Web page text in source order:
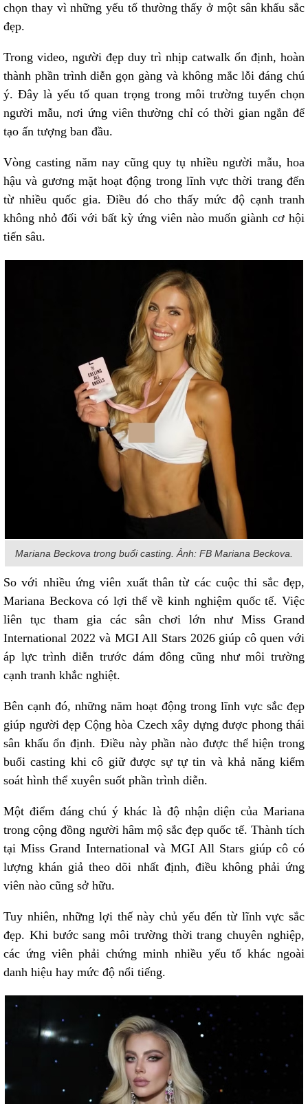
chọn thay vì những yếu tố thường thấy ở một sân khấu sắc
đẹp.
Trong video, người đẹp duy trì nhịp catwalk ổn định, hoàn
thành phần trình diễn gọn gàng và không mắc lỗi đáng chú
ý. Đây là yếu tố quan trọng trong môi trường tuyển chọn
người mẫu, nơi ứng viên thường chỉ có thời gian ngắn để
tạo ấn tượng ban đầu.
Vòng casting năm nay cũng quy tụ nhiều người mẫu, hoa
hậu và gương mặt hoạt động trong lĩnh vực thời trang đến
từ nhiều quốc gia. Điều đó cho thấy mức độ cạnh tranh
không nhỏ đối với bất kỳ ứng viên nào muốn giành cơ hội
tiến sâu.
Mariana Beckova trong buổi casting. Ảnh: FB Mariana Beckova.
So với nhiều ứng viên xuất thân từ các cuộc thi sắc đẹp,
Mariana Beckova có lợi thế về kinh nghiệm quốc tế. Việc
liên tục tham gia các sân chơi lớn như Miss Grand
International 2022 và MGI All Stars 2026 giúp cô quen với
áp lực trình diễn trước đám đông cũng như môi trường
cạnh tranh khắc nghiệt.
Bên cạnh đó, những năm hoạt động trong lĩnh vực sắc đẹp
giúp người đẹp Cộng hòa Czech xây dựng được phong thái
sân khấu ổn định. Điều này phần nào được thể hiện trong
buổi casting khi cô giữ được sự tự tin và khả năng kiểm
soát hình thể xuyên suốt phần trình diễn.
Một điểm đáng chú ý khác là độ nhận diện của Mariana
trong cộng đồng người hâm mộ sắc đẹp quốc tế. Thành tích
tại Miss Grand International và MGI All Stars giúp cô có
lượng khán giả theo dõi nhất định, điều không phải ứng
viên nào cũng sở hữu.
Tuy nhiên, những lợi thế này chủ yếu đến từ lĩnh vực sắc
đẹp. Khi bước sang môi trường thời trang chuyên nghiệp,
các ứng viên phải chứng minh nhiều yếu tố khác ngoài
danh hiệu hay mức độ nổi tiếng.